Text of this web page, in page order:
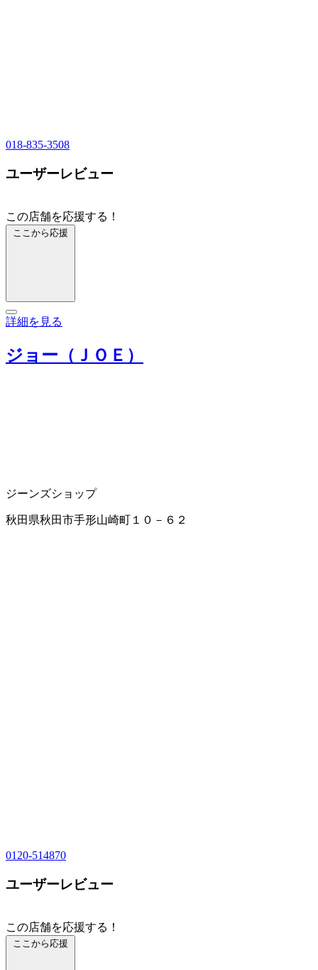
018-835-3508
ユーザーレビュー
この店舗を応援する！
ここから応援
詳細を見る
ジョー（ＪＯＥ）
ジーンズショップ
秋田県秋田市手形山崎町１０－６２
0120-514870
ユーザーレビュー
この店舗を応援する！
ここから応援